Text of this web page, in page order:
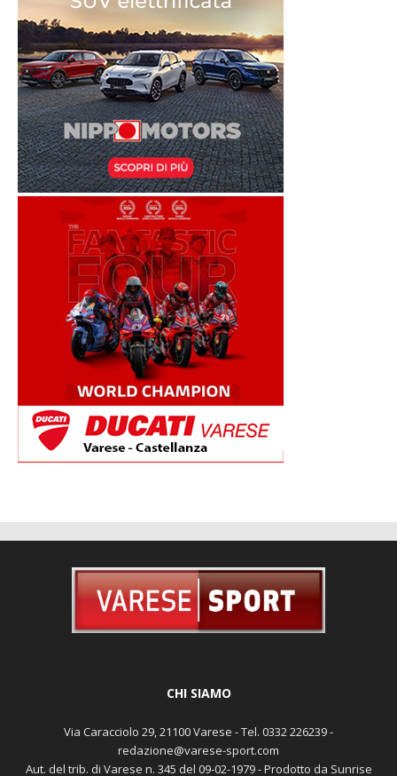
CHI SIAMO
Via Caracciolo 29, 21100 Varese - Tel. 0332 226239 -
redazione@varese-sport.com
Aut. del trib. di Varese n. 345 del 09-02-1979 - Prodotto da Sunrise